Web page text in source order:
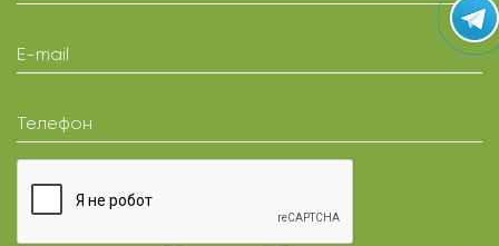
E-mail
Телефон